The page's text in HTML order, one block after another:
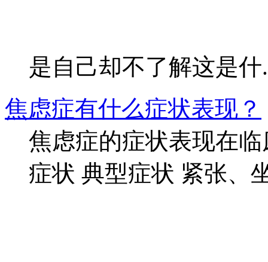
是自己却不了解这是什
焦虑症有什么症状表现？
焦虑症的症状表现在
症状 典型症状 紧张、